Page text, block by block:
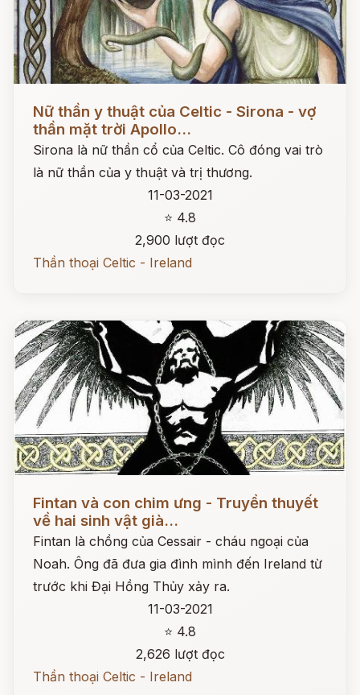
Nữ thần y thuật của Celtic - Sirona - vợ
thần mặt trời Apollo...
Sirona là nữ thần cổ của Celtic. Cô đóng vai trò
là nữ thần của y thuật và trị thương.
11-03-2021
⭐ 4.8
2,900 lượt đọc
Thần thoại Celtic - Ireland
Fintan và con chim ưng - Truyền thuyết
về hai sinh vật già...
Fintan là chồng của Cessair - cháu ngoại của
Noah. Ông đã đưa gia đình mình đến Ireland từ
trước khi Đại Hồng Thủy xảy ra.
11-03-2021
⭐ 4.8
2,626 lượt đọc
Thần thoại Celtic - Ireland